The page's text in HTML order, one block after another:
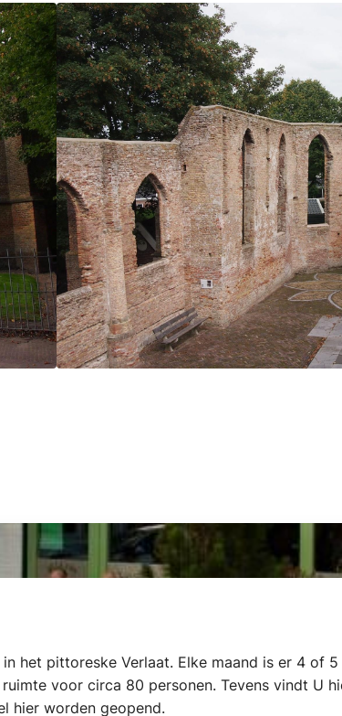
het pittoreske Verlaat. Elke maand is er 4 of
voor circa 80 personen. Tevens vindt U
hier worden geopend.